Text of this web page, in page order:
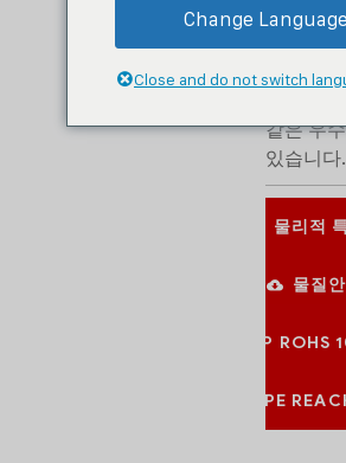
어집니
습, 완충,
내후성,
경량, 가
같은 우
있습니다.
물리적
물질
PP ROHS
PP, PE
Change Language
Close and do not switch